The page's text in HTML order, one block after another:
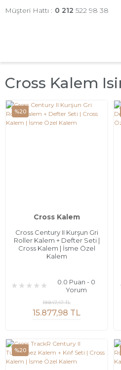
Müşteri Hattı : 0 212 522 98 38
Cross Kalem
%20
Cross Kalem
Cross Century II Kurşun Gri
Roller Kalem + Defter Seti |
Cross Kalem | İsme Özel
Kalem
0.0 Puan - 0
Yorum
15.877,98 TL
19.847,47 TL
%20